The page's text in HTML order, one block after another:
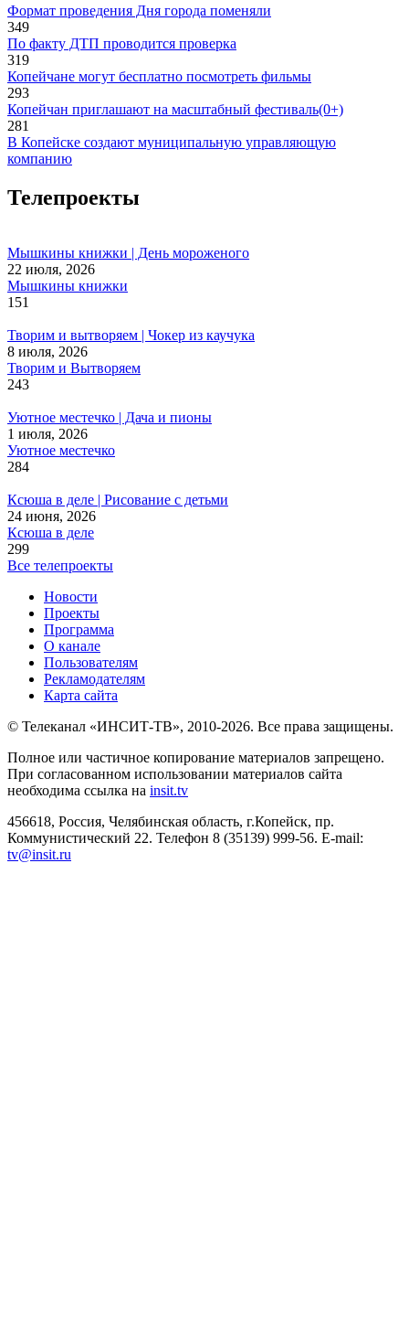
Формат проведения Дня города поменяли
349
По факту ДТП проводится проверка
319
Копейчане могут бесплатно посмотреть фильмы
293
Копейчан приглашают на масштабный фестиваль(0+)
281
В Копейске создают муниципальную управляющую
компанию
Телепроекты
Мышкины книжки | День мороженого
22 июля, 2026
Мышкины книжки
151
Творим и вытворяем | Чокер из каучука
8 июля, 2026
Творим и Вытворяем
243
Уютное местечко | Дача и пионы
1 июля, 2026
Уютное местечко
284
Ксюша в деле | Рисование с детьми
24 июня, 2026
Ксюша в деле
299
Все телепроекты
Новости
Проекты
Программа
О канале
Пользователям
Рекламодателям
Карта сайта
© Телеканал «ИНСИТ-ТВ», 2010-2026. Все права защищены.
Полное или частичное копирование материалов запрещено.
При согласованном использовании материалов сайта
необходима ссылка на insit.tv
456618, Россия, Челябинская область, г.Копейск, пр.
Коммунистический 22. Телефон 8 (35139) 999-56. E-mail:
tv@insit.ru